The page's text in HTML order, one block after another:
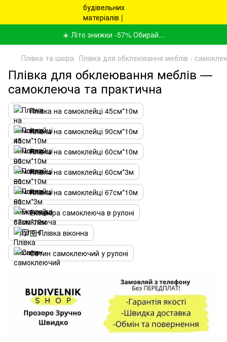
☀️ Літо знижки -57% Обирай...
Плівка та шкіра Плівка для обклеювання меблів -
Плівка для обклеювання меблів —
самоклеюча та практична
Плівка на самоклейці 45см*10м
Плівка на самоклейці 90см*10м
Плівка на самоклейці 60см*10м
Плівка на самоклейці 60см*3м
Плівка на самоклейці 67см*10м
Екошкіра самоклеюча в рулоні
🪟 Плівка віконна
Сатин самоклеючий у рулоні